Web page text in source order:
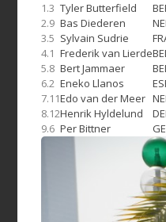
1.3 Tyler Butterfield
2.9 Bas Diederen
3.5 Sylvain Sudrie
4.1 Frederik van Lierde
5.8 Bert Jammaer
6.2 Eneko Llanos
7.11Edo van der Meer
8.12Henrik Hyldelund
9.6 Per Bittner